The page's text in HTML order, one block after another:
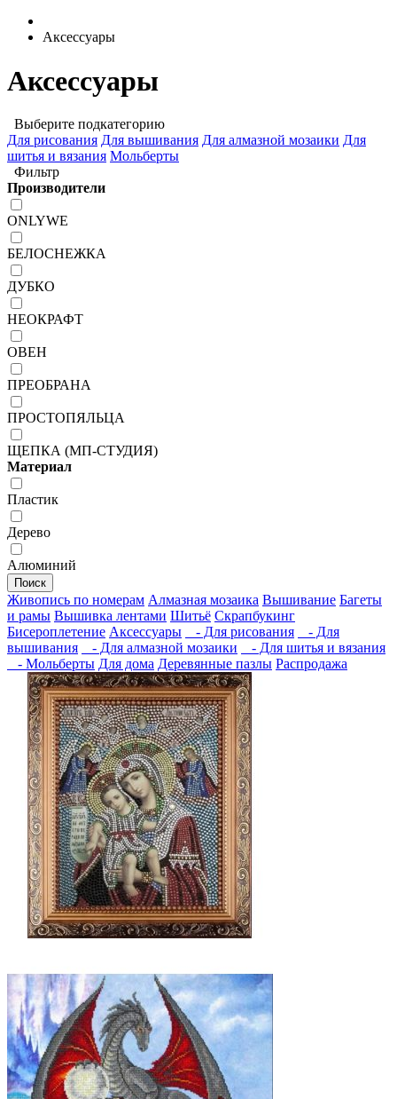
Аксессуары
Аксессуары
Выберите подкатегорию
Для рисования Для вышивания Для алмазной мозаики Для
шитья и вязания Мольберты
Фильтр
Производители
ONLYWE
БЕЛОСНЕЖКА
ДУБКО
НЕОКРАФТ
ОВЕН
ПРЕОБРАНА
ПРОСТОПЯЛЬЦА
ЩЕПКА (МП-СТУДИЯ)
Материал
Пластик
Дерево
Алюминий
Поиск
Живопись по номерам Алмазная мозаика Вышивание Багеты
и рамы Вышивка лентами Шитьё Скрапбукинг
Бисероплетение Аксессуары - Для рисования
- Для
вышивания
- Для алмазной мозаики
- Для шитья и вязания
- Мольберты Для дома Деревянные пазлы Распродажа